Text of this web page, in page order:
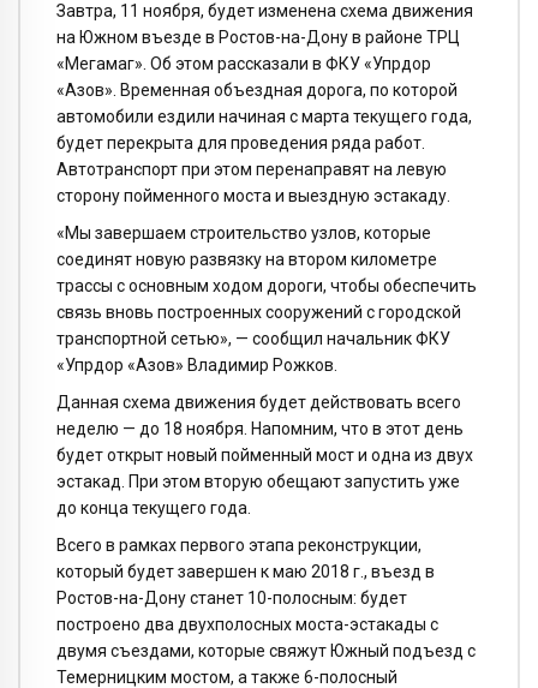
Завтра, 11 ноября, будет изменена схема движения
на Южном въезде в Ростов-на-Дону в районе ТРЦ
«Мегамаг». Об этом рассказали в ФКУ «Упрдор
«Азов». Временная объездная дорога, по которой
автомобили ездили начиная с марта текущего года,
будет перекрыта для проведения ряда работ.
Автотранспорт при этом перенаправят на левую
сторону пойменного моста и выездную эстакаду.
«Мы завершаем строительство узлов, которые
соединят новую развязку на втором километре
трассы с основным ходом дороги, чтобы обеспечить
связь вновь построенных сооружений с городской
транспортной сетью», — сообщил начальник ФКУ
«Упрдор «Азов» Владимир Рожков.
Данная схема движения будет действовать всего
неделю — до 18 ноября. Напомним, что в этот день
будет открыт новый пойменный мост и одна из двух
эстакад. При этом вторую обещают запустить уже
до конца текущего года.
Всего в рамках первого этапа реконструкции,
который будет завершен к маю 2018 г., въезд в
Ростов-на-Дону станет 10-полосным: будет
построено два двухполосных моста-эстакады с
двумя съездами, которые свяжут Южный подъезд с
Темерницким мостом, а также 6-полосный